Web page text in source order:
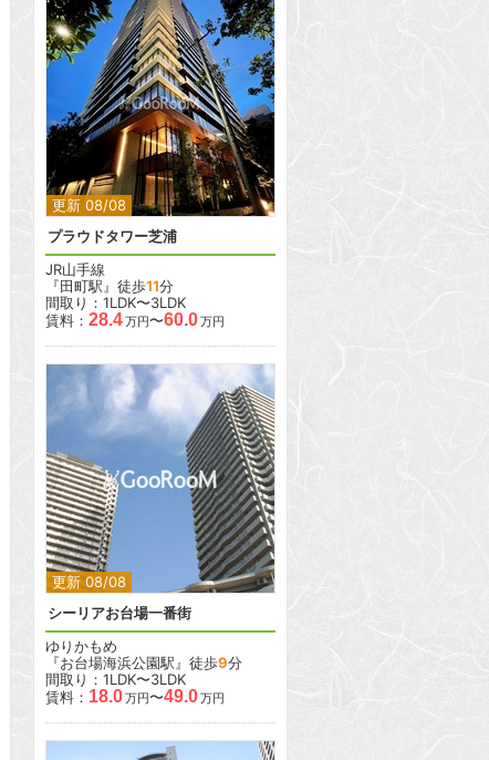
更新 08/08
2 2
プラウドタワー芝浦
JR山手線
『田町駅』徒歩11分
間取り：1LDK〜3LDK
賃料： 28.4万円〜60.0万円
更新 08/08
2
シーリアお台場一番街
ゆりかもめ
『お台場海浜公園駅』徒歩9分
間取り：1LDK〜3LDK
賃料： 18.0万円〜49.0万円